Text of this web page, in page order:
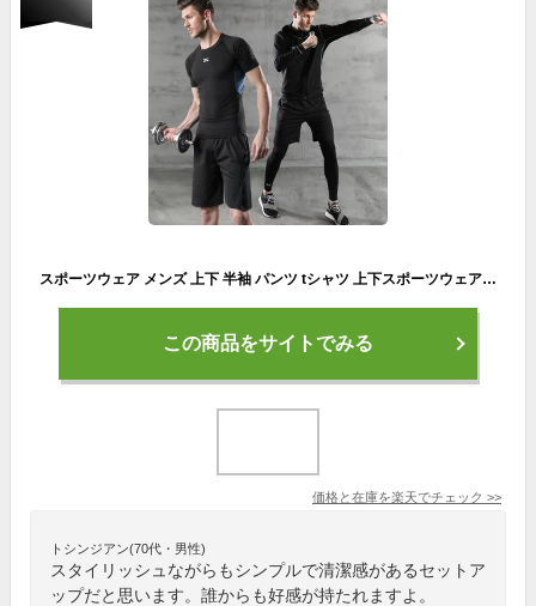
スポーツウェア メンズ 上下 半袖 パンツ tシャツ 上下スポーツウェア ジャージ ジャージ上下トレーニングウェア ヨガウェア ジョギング マラソン アウトドア ランニングウェア ウォーキング ヨガウェア ジム 吸汗 速乾 ダイエット 上下セット 夏用 ランニング 父の日ギフト
この商品をサイトでみる
価格と在庫を楽天でチェック >>
トシンジアン(70代・男性)
スタイリッシュながらもシンプルで清潔感があるセットア
ップだと思います。誰からも好感が持たれますよ。